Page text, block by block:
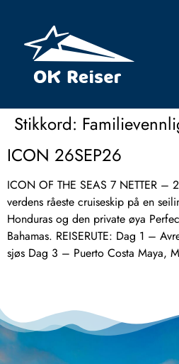
Stikkord:
ICON 26SEP26
ICON OF THE SEAS 7 NETTER –
verdens råeste cruiseskip på en
Honduras og den private øya
Bahamas. REISERUTE: Dag 1 –
sjøs Dag 3 – Puerto Costa Maya,